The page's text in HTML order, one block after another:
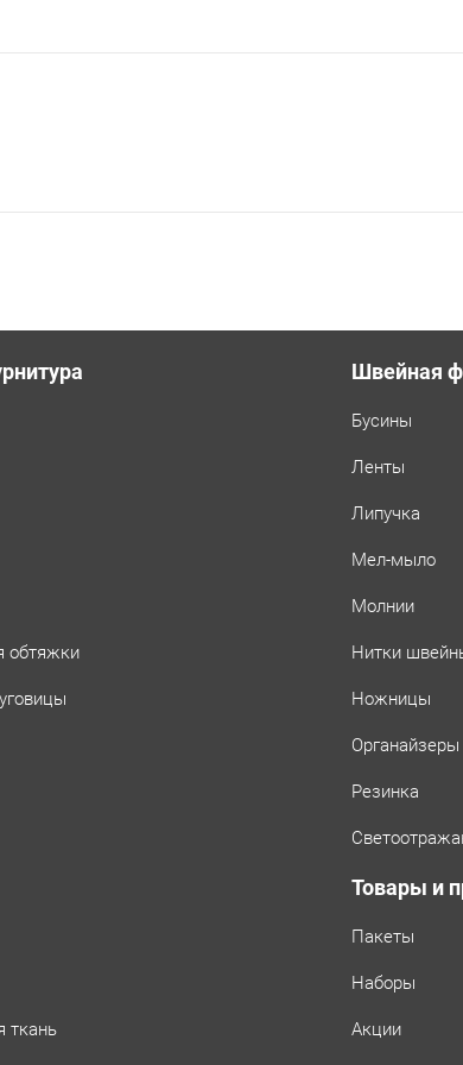
обтяжки
Швейная
Бусины
Ленты
Липучка
Мел-мыло
Молнии
Нитки
Ножницы
Органайзеры
Резинка
ткань
Товары и
Пакеты
Наборы
Акции